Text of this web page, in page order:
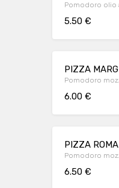
Pomodoro olio
5.50 €
PIZZA
Pomodoro
6.00 €
PIZZA
Pomodoro
6.50 €